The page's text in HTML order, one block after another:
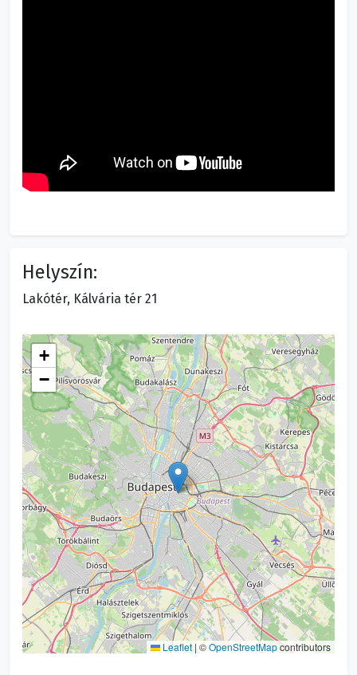
Helyszín:
Lakótér, Kálvária tér 21
+
−
Leaflet | ©OpenStreetMapcontributors